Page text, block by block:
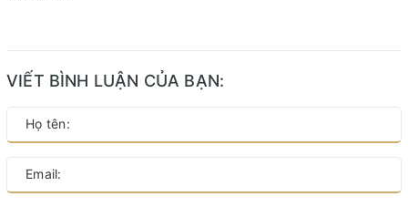
VIẾT BÌNH LUẬN CỦA BẠN: